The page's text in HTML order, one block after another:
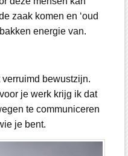
zaak komen en ‘oud
energie van.
bewustzijn.
je werk krijg ik dat
te communiceren
je bent.